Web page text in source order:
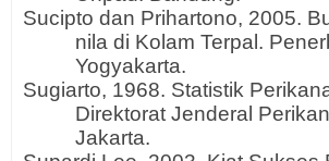
Sucipto dan Prihartono, 2005.
nila di Kolam Terpal.
Yogyakarta.
Sugiarto, 1968. Statistik
Direktorat Jenderal
Jakarta.